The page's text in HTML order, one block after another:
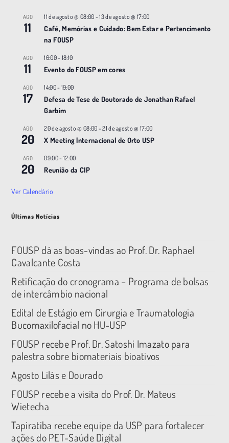
AGO
11
11 de agosto @ 08:00 -13 de agosto @ 17:00
Café, Memórias e Cuidado: Bem Estar e Pertencimento
na FOUSP
AGO
11
16:00- 18:10
Evento do FOUSP em cores
AGO
17
14:00- 19:00
Defesa de Tese de Doutorado de Jonathan Rafael
Garbim
AGO
20
20 de agosto @ 08:00 -21 de agosto @ 17:00
X Meeting |nternacional de Orto USP
AGO
20
09:00- 12:00
Reunião da CIP
Ver Calendário
Últimas Notícias
FOUSP dá as boas-vindas ao Prof. Dr. Raphael
Cavalcante Costa
Retificação do cronograma – Programa de bolsas
de intercâmbio nacional
Edital de Estágio em Cirurgia e Traumatologia
Bucomaxilofacial no HU-USP
FOUSP recebe Prof. Dr. Satoshi Imazato para
palestra sobre biomateriais bioativos
Agosto Lilás e Dourado
FOUSP recebe a visita do Prof. Dr. Mateus
Wietecha
Tapiratiba recebe equipe da USP para fortalecer
ações do PET-Saúde Digital